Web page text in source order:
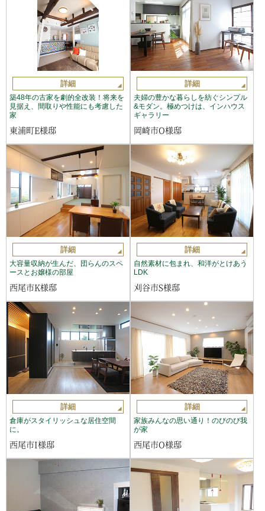
詳細
築48年の古家を劇的全改装！将来を
見据え、間取りや性能にも考慮した
家
東浦町E様邸
詳細
夫婦の豊かな暮らしを紡ぐシンプル
&モダン。極めつけは、インハウス
ギャラリー
岡崎市O様邸
詳細
大容量収納が生んだ、団らんのスペ
ースとお嬢様の部屋
西尾市K様邸
詳細
自然素材に包まれ、和洋がとけあう
LDK
刈谷市S様邸
詳細
倉庫がスタイリッシュな居住空間
に。
西尾市I様邸
詳細
家族みんなの思い通り！のびのび我
が家
西尾市O様邸